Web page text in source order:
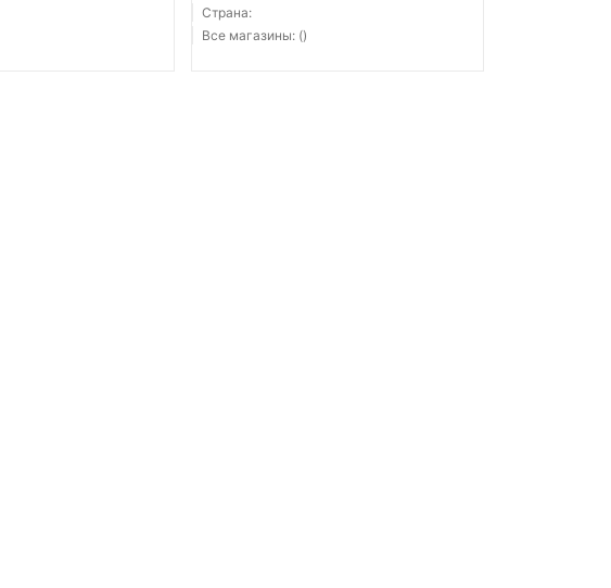
Страна:
Все магазины: ()